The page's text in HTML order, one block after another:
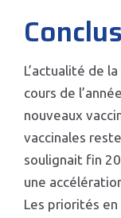
L’actualité de
cours de
nouveaux
vaccinales
soulignait fin
une
Les priorités